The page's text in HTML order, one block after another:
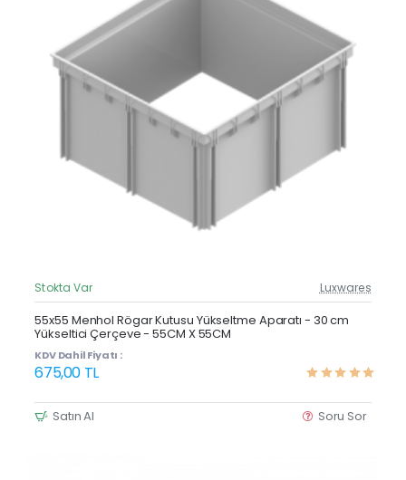
Güncel Fiyat
Yeni Ürün
Stokta Var Luxwares
55x55 Menhol Rögar Kutusu Yükseltme Aparatı - 30 cm
Yükseltici Çerçeve - 55CM X 55CM
KDV Dahil Fiyatı :
675,00 TL
Satın Al Soru Sor